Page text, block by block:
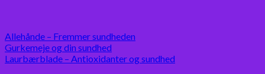
Allehånde – Fremmer sundheden
Gurkemeje og din sundhed
Laurbærblade – Antioxidanter og sundhed